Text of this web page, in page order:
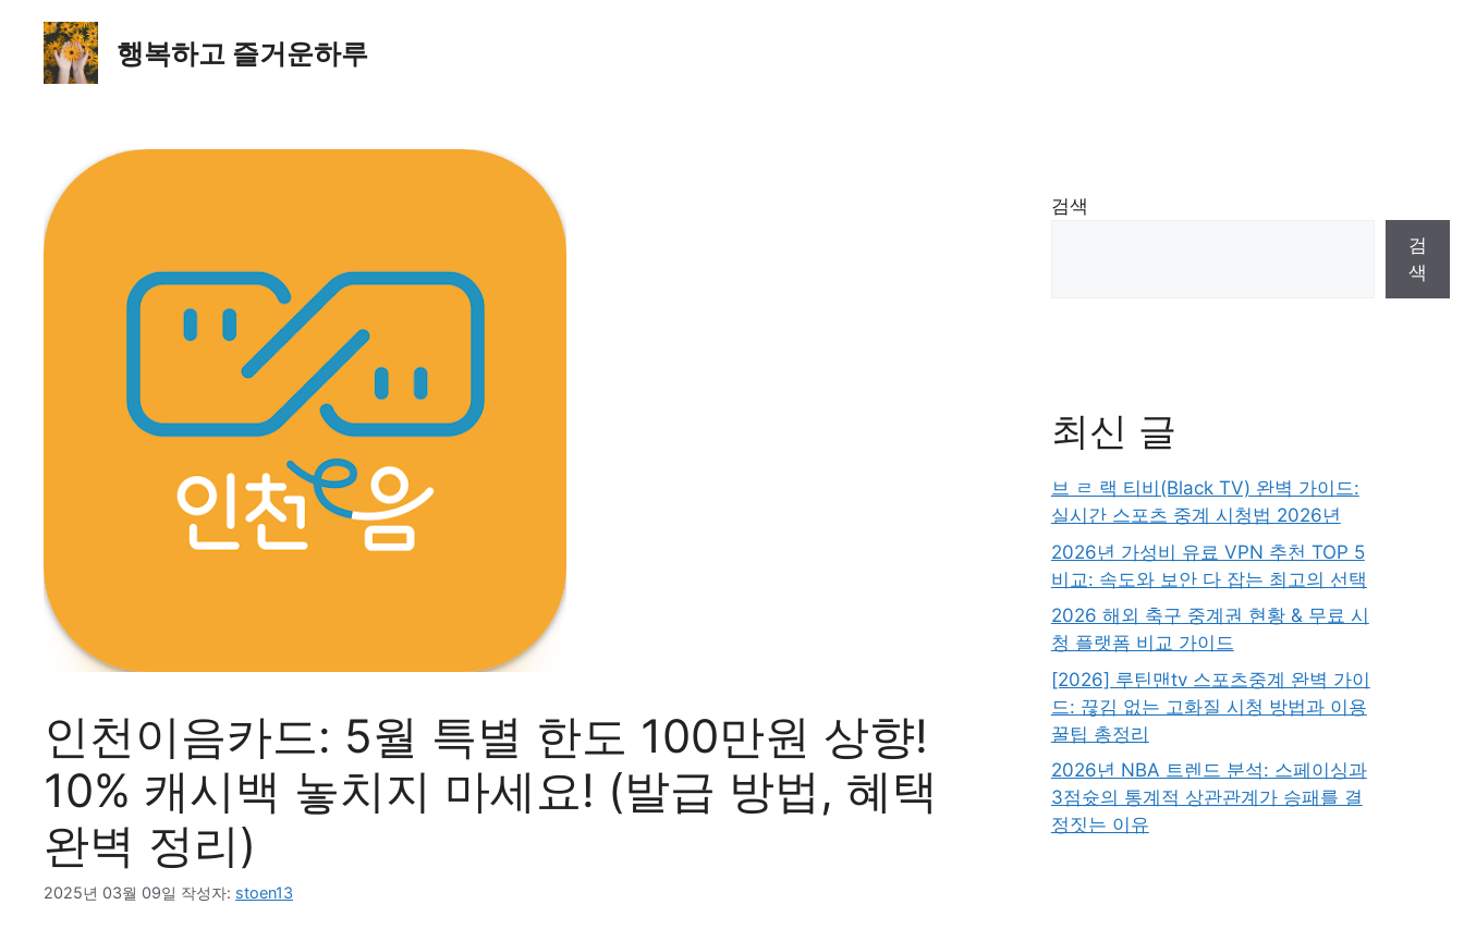
행복하고 즐거운하루
인천이음카드: 5월 특별 한도 100만원 상향!
10% 캐시백 놓치지 마세요! (발급 방법, 혜택
완벽 정리)
2025년 03월 09일 작성자: stoen13
검색
검
색
최신 글
브 ㄹ 랙 티비(Black TV) 완벽 가이드:
실시간 스포츠 중계 시청법 2026년
2026년 가성비 유료 VPN 추천 TOP 5
비교: 속도와 보안 다 잡는 최고의 선택
2026 해외 축구 중계권 현황 & 무료 시
청 플랫폼 비교 가이드
[2026] 루틴맨tv 스포츠중계 완벽 가이
드: 끊김 없는 고화질 시청 방법과 이용
꿀팁 총정리
2026년 NBA 트렌드 분석: 스페이싱과
3점슛의 통계적 상관관계가 승패를 결
정짓는 이유